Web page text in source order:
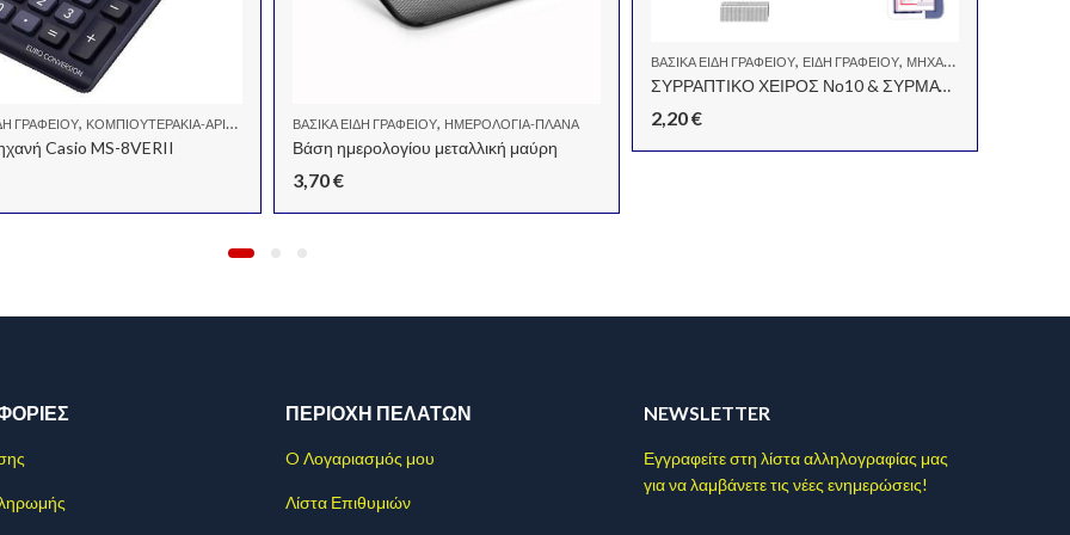
ΓΡΑΦΕΊΟΥ, ΚΟΜΠΙΟΥΤΕΡΆΚΙΑ-ΑΡΙΘΜΟΜΗΧΑΝΈΣ
Casio MS-8VERII
ΒΑΣΙΚΆ ΕΊΔΗ ΓΡΑΦΕΊΟΥ, ΗΜΕΡΟΛΌΓΙΑ-ΠΛΆΝΑ
Βάση ημερολογίου μεταλλική μαύρη
3,70€
ΒΑΣΙΚΆ ΕΊΔΗ ΓΡΑΦΕΊΟΥ, ΕΊΔΗ ΓΡΑΦΕΊΟΥ, ΜΗΧΑΝΈΣ ΓΡΑΦΕΊΟΥ-ΑΝΑΛΏΣΙΜΑ
ΣΥΡΡΑΠΤΙΚΟ ΧΕΙΡΟΣ Νο10 & ΣΥΡΜΑΤΑ1000Τ ΔΩΡΟ ΑΣΣΟΡΤΙ deli
2,20€
ΠΕΡΙΟΧΗ ΠΕΛΑΤΩΝ
O Λογαριασμός μου
Λίστα Επιθυμιών
NEWSLETTER
Εγγραφείτε στη λίστα αλληλογραφίας μας
για να λαμβάνετε τις νέες ενημερώσεις!